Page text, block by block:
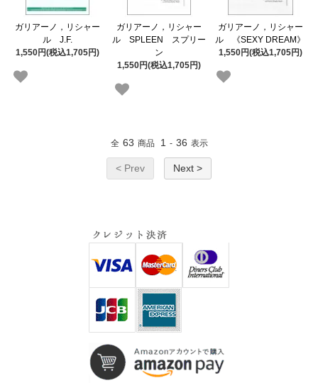
ガリアーノ，リシャー
ル J.F.
1,550円(税込1,705円)
ガリアーノ，リシャー
ル SPLEEN スプリー
ン
1,550円(税込1,705円)
ガリアーノ，リシャー
ル 《SEXY DREAM》
1,550円(税込1,705円)
全 63 商品 1 - 36 表示
< Prev Next >